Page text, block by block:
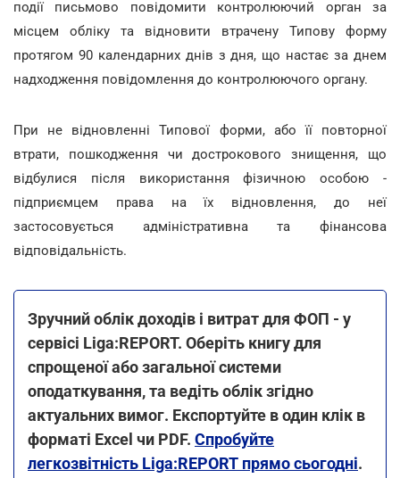
події письмово повідомити контролюючий орган за
місцем обліку та відновити втрачену Типову форму
протягом 90 календарних днів з дня, що настає за днем
надходження повідомлення до контролюючого органу.
При не відновленні Типової форми, або її повторної
втрати, пошкодження чи дострокового знищення, що
відбулися після використання фізичною особою -
підприємцем права на їх відновлення, до неї
застосовується адміністративна та фінансова
відповідальність.
Зручний облік доходів і витрат для ФОП - у
сервісі Liga:REPORT. Оберіть книгу для
спрощеної або загальної системи
оподаткування, та ведіть облік згідно
актуальних вимог. Експортуйте в один клік в
форматі Excel чи PDF. Спробуйте
легкозвітність Liga:REPORT прямо сьогодні.